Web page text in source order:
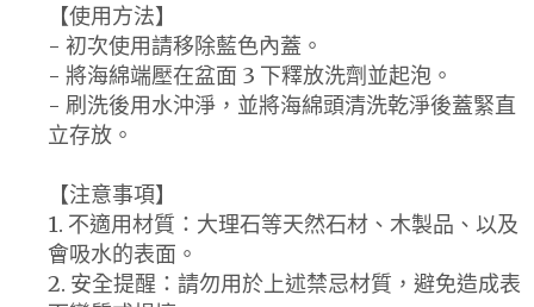
【使用方法】
- 初次使用請移除藍色內蓋。
- 將海綿端壓在盆面 3 下釋放洗劑並起泡。
- 刷洗後用水沖淨，並將海綿頭清洗乾淨後蓋緊直
立存放。
【注意事項】
1. 不適用材質：大理石等天然石材、木製品、以及
會吸水的表面。
2. 安全提醒：請勿用於上述禁忌材質，避免造成表